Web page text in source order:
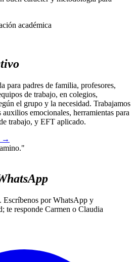
académica
para padres de familia, profesores,
de trabajo, en colegios,
el grupo y la necesidad. Trabajamos
emocionales, herramientas para
trabajo, y EFT aplicado.
→
Escríbenos por WhatsApp y
te responde Carmen o Claudia